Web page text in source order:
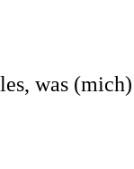
was